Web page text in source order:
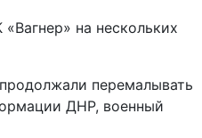
на нескольких
перемалывать
ДНР, военный